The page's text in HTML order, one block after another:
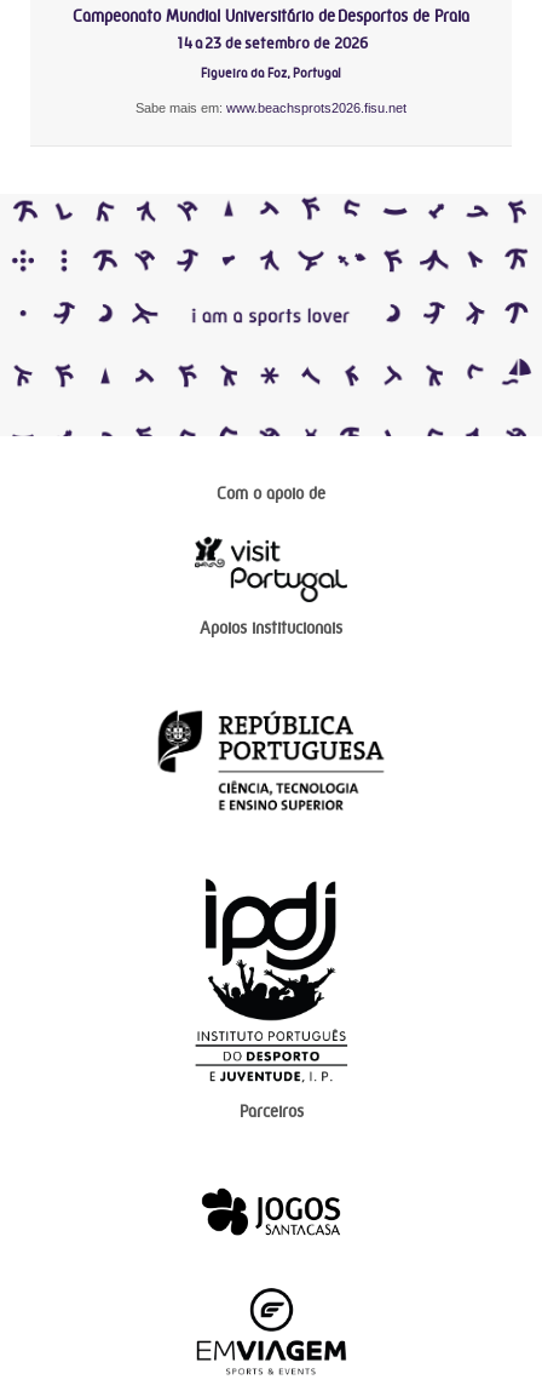
Campeonato Mundial Universitário de Desportos de Praia
14 a 23 de setembro de 2026
Figueira da Foz, Portugal
Sabe mais em: www.beachsprots2026.fisu.net
Com o apoio de
Apoios institucionais
Parceiros